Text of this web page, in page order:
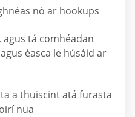
nó ar hookups
agus tá comhéadan
éasca le húsáid ar
a thuiscint atá furasta
nua